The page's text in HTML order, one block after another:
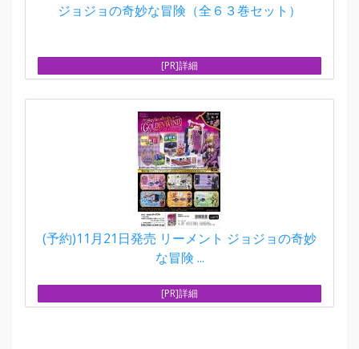
ジョジョの奇妙な冒険（全６３巻セット）
[PR]詳細
(予約)11月21日発売 リーメント ジョジョの奇妙
な冒険 ...
[PR]詳細